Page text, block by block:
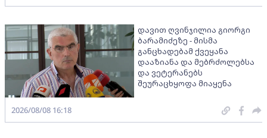
დავით ღვინჯილია გიორგი
ბარამიძეზე - მისმა
განცხადებამ ქვეყანა
დააზიანა და მებრძოლებსა
და ვეტერანებს
შეურაცხყოფა მიაყენა
2026/08/08 16:18